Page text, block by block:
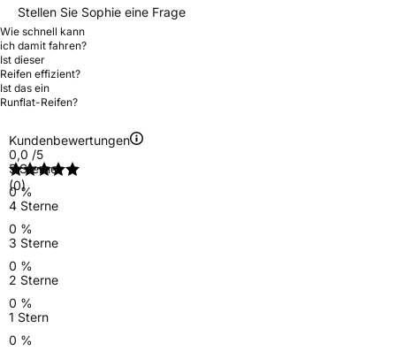
Stellen Sie Sophie eine Frage
Wie schnell kann
ich damit fahren?
Ist dieser
Reifen effizient?
Ist das ein
Runflat-Reifen?
Kundenbewertungen
0,0 /5
(0)
5 Sterne
0 %
4 Sterne
0 %
3 Sterne
0 %
2 Sterne
0 %
1 Stern
0 %